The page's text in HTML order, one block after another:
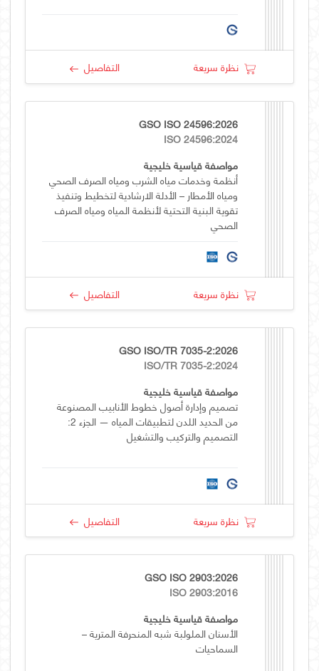
نظرة سريعة التفاصيل
GSO ISO 24596:2026
ISO 24596:2024
مواصفة قياسية خليجية
أنظمة وخدمات مياه الشرب ومياه الصرف الصحي
ومياه الأمطار – الأدلة الارشادية لتخطيط وتنفيذ
تقوية البنية التحتية لأنظمة المياه ومياه الصرف
الصحي
نظرة سريعة التفاصيل
GSO ISO/TR 7035-2:2026
ISO/TR 7035-2:2024
مواصفة قياسية خليجية
تصميم وإدارة أصول خطوط الأنابيب المصنوعة
من الحديد اللدن لتطبيقات المياه — الجزء 2:
التصميم والتركيب والتشغيل
نظرة سريعة التفاصيل
GSO ISO 2903:2026
ISO 2903:2016
مواصفة قياسية خليجية
الأسنان الملولبة شبه المنحرفة المترية –
السماحيات